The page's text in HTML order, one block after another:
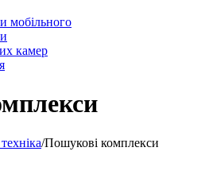
мобільного
камер
/Пошукові комплекси